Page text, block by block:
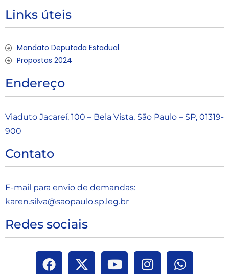
Links úteis
Mandato Deputada Estadual
Propostas 2024
Endereço
Viaduto Jacareí, 100 – Bela Vista, São Paulo – SP, 01319-
900
Contato
E-mail para envio de demandas:
karen.silva@saopaulo.sp.leg.br
Redes sociais